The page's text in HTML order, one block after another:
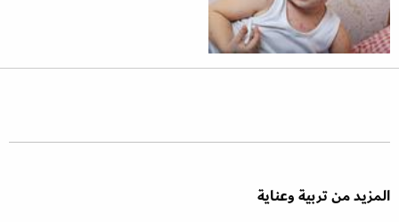
المزيد من تربية وعناية